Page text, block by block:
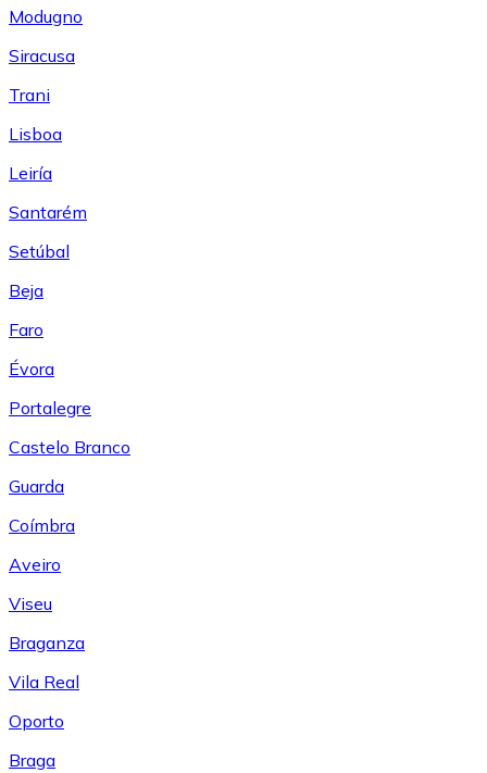
Modugno
Siracusa
Trani
Lisboa
Leiría
Santarém
Setúbal
Beja
Faro
Évora
Portalegre
Castelo Branco
Guarda
Coímbra
Aveiro
Viseu
Braganza
Vila Real
Oporto
Braga